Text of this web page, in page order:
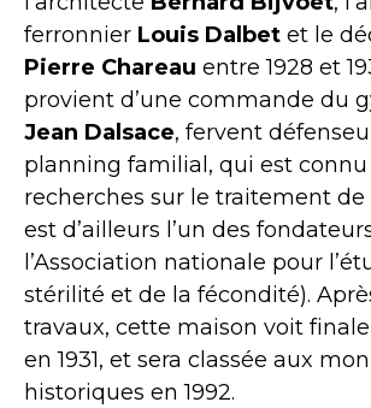
ferronnier Louis Dalbet et le
Pierre Chareau entre 1928 et
provient d’une commande du
Jean Dalsace, fervent
planning familial, qui est connu
recherches sur le traitement de
est d’ailleurs l’un des
l’Association nationale pour
stérilité et de la fécondité).
travaux, cette maison voit
en 1931, et sera classée aux
historiques en 1992.